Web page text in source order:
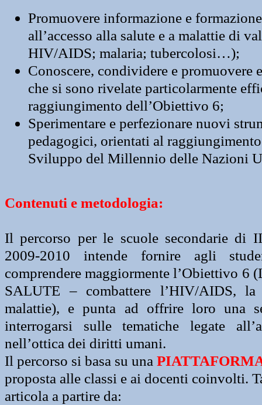
Promuovere informazione e
all’accesso alla salute e a malattie di
HIV/AIDS; malaria; tubercolosi…);
Conoscere, condividere e promuovere
che si sono rivelate particolarmente
raggiungimento dell’Obiettivo 6;
Sperimentare e perfezionare nuovi
pedagogici, orientati al
Sviluppo del Millennio delle Nazioni
Contenuti e metodologia:
Il percorso per le scuole secondarie di
2009-2010 intende fornire agli
comprendere maggiormente l’Obiettivo 6
SALUTE – combattere l’HIV/AIDS,
malattie), e punta ad offrire loro una
interrogarsi sulle tematiche legate
nell’ottica dei diritti umani.
Il percorso si basa su una
proposta alle classi e ai docenti coinvolti.
articola a partire da: